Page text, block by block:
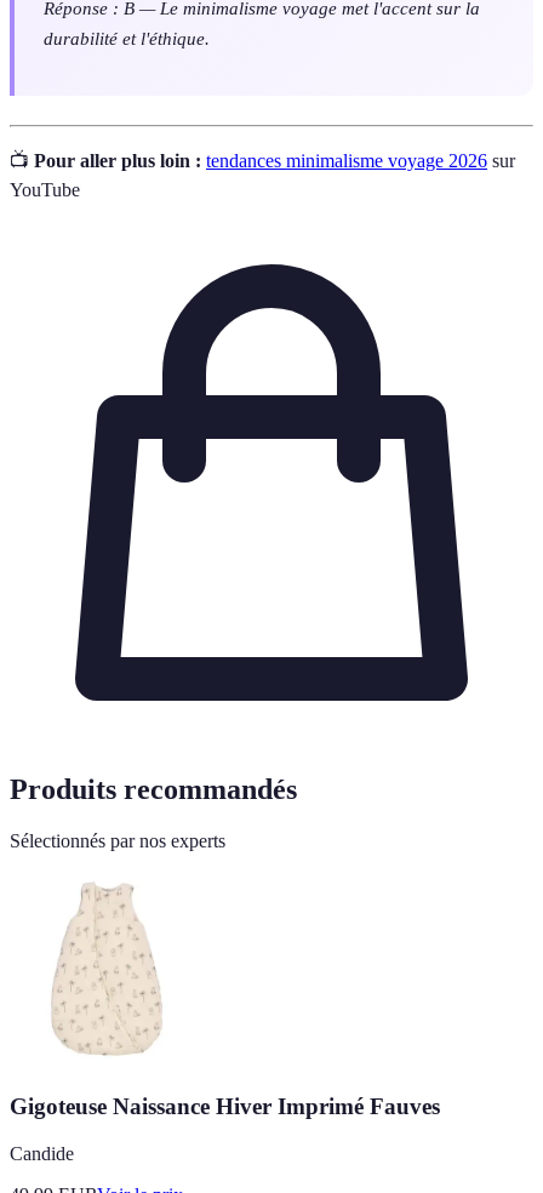
Réponse : B — Le minimalisme voyage met l'accent sur la
durabilité et l'éthique.
📺 Pour aller plus loin : tendances minimalisme voyage 2026 sur
YouTube
Produits recommandés
Sélectionnés par nos experts
Gigoteuse Naissance Hiver Imprimé Fauves
Candide